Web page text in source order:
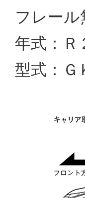
フレール
年式：Ｒ
型式：Ｇ